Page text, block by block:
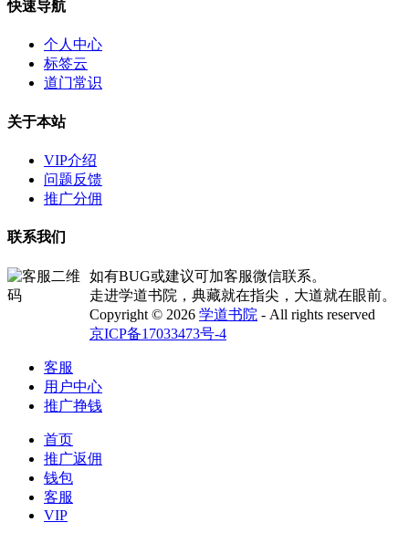
快速导航
个人中心
标签云
道门常识
关于本站
VIP介绍
问题反馈
推广分佣
联系我们
如有BUG或建议可加客服微信联系。
走进学道书院，典藏就在指尖，大道就在眼前。
Copyright © 2026 学道书院 - All rights reserved
京ICP备17033473号-4
客服
用户中心
推广挣钱
首页
推广返佣
钱包
客服
VIP